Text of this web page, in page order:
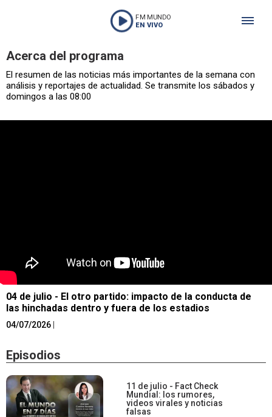
FM MUNDO
EN VIVO
04 de julio - El otro partido: impacto de la conducta de
las hinchadas dentro y fuera de los estadios
04/07/2026
Episodios
11 de julio - Fact Check
Mundial: los rumores,
videos virales y noticias
falsas
Acerca del programa
El resumen de las noticias más importantes de la semana con
análisis y reportajes de actualidad. Se transmite los sábados y
domingos a las 08:00